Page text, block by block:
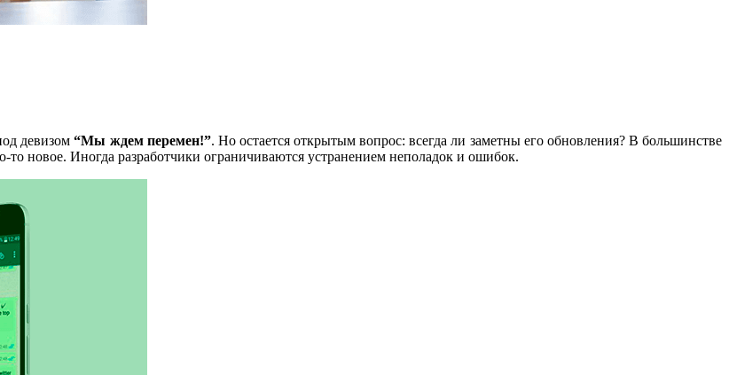
девизом“Мы ждем перемен!”. Но остается открытым вопрос: всегда ли заметны его обновления? В большинстве
новое. Иногда разработчики ограничиваются устранением неполадок и ошибок.